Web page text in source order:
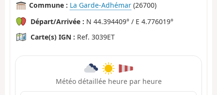
Commune : La Garde-Adhémar (26700)
Départ/Arrivée : N 44.394409° / E 4.776019°
Carte(s) IGN : Ref. 3039ET
Météo détaillée heure par heure